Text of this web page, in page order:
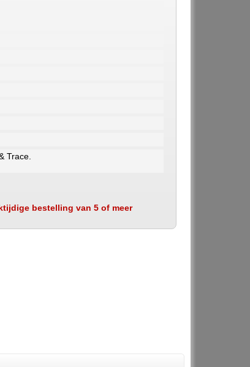
Trace.
bestelling van 5 of meer